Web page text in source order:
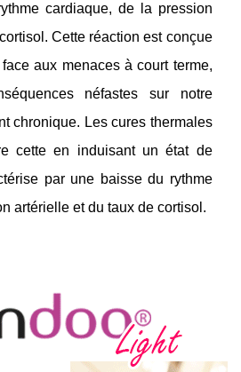
cardiaque, de la pression
Cette réaction est conçue
aux menaces à court terme,
néfastes sur notre
chronique. Les cures thermales
cette en induisant un état de
par une baisse du rythme
artérielle et du taux de cortisol.